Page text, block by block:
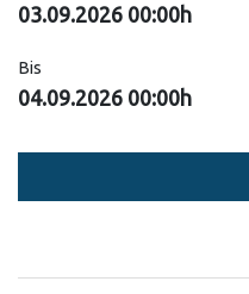
03.09.2026 00:00h
Bis
04.09.2026 00:00h